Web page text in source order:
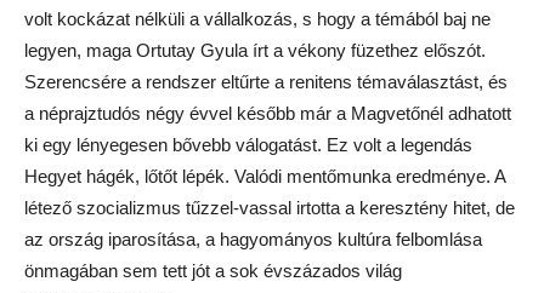
volt kockázat nélküli a vállalkozás, s hogy a témából baj ne
legyen, maga Ortutay Gyula írt a vékony füzethez előszót.
Szerencsére a rendszer eltűrte a renitens témaválasztást, és
a néprajztudós négy évvel később már a Magvetőnél adhatott
ki egy lényegesen bővebb válogatást. Ez volt a legendás
Hegyet hágék, lőtőt lépék. Valódi mentőmunka eredménye. A
létező szocializmus tűzzel-vassal irtotta a keresztény hitet, de
az ország iparosítása, a hagyományos kultúra felbomlása
önmagában sem tett jót a sok évszázados világ